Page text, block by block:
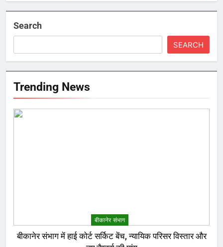
Search
SEARCH
Trending News
बीकानेर संभाग
बीकानेर संभाग में हाई कोर्ट सर्किट बेंच, न्यायिक परिसर विस्तार और